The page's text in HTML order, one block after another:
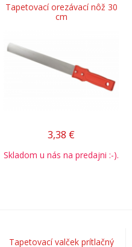
Tapetovací orezávací nôž 30
cm
3,38 €
Skladom u nás na predajni :-).
Tapetovací valček prítlačný